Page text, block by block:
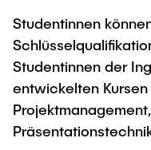
Merchandise-Shop
Working at TU
Job opportunities
Faculty recruiting
After Graduation
Alumni
Career Center
Graduate Academy
Good Scientific
Team
Study programs
Research and
Management
Study Programs
Study Exchange
How to establish
Strategy
ECIU University
Contacts &
Studentinnen
Studentinnen der
entwickelten